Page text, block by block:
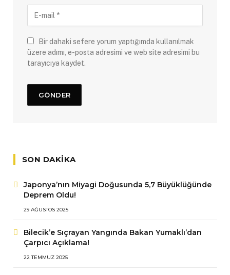
Bir dahaki sefere yorum yaptığımda kullanılmak
üzere adımı, e-posta adresimi ve web site adresimi bu
tarayıcıya kaydet.
SON DAKIKA
Japonya’nın Miyagi Doğusunda 5,7 Büyüklüğünde
Deprem Oldu!
29 AĞUSTOS 2025
Bilecik’e Sıçrayan Yangında Bakan Yumaklı’dan
Çarpıcı Açıklama!
22 TEMMUZ 2025